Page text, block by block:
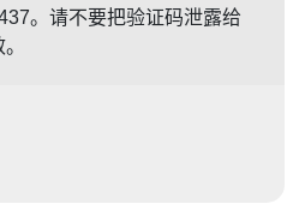
。请不要把验证码泄露给